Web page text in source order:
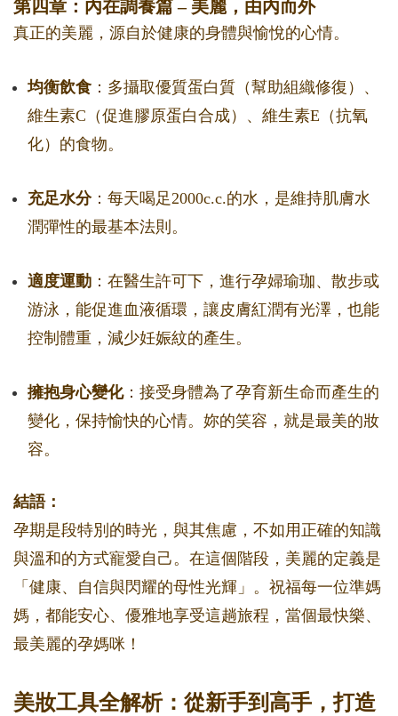
第四章：內在調養篇 – 美麗，由內而外
真正的美麗，源自於健康的身體與愉悅的心情。
均衡飲食 ：多攝取優質蛋白質（幫助組織修復）、
維生素C（促進膠原蛋白合成）、維生素E（抗氧
化）的食物。
充足水分：每天喝足2000c.c.的水，是維持肌膚水
潤彈性的最基本法則。
適度運動 ：在醫生許可下，進行孕婦瑜珈、散步或
游泳，能促進血液循環，讓皮膚紅潤有光澤，也能
控制體重，減少妊娠紋的產生。
擁抱身心變化：接受身體為了孕育新生命而產生的
變化，保持愉快的心情。妳的笑容，就是最美的妝
容。
結語：
孕期是段特別的時光，與其焦慮，不如用正確的知識
與溫和的方式寵愛自己。在這個階段，美麗的定義是
「健康、自信與閃耀的母性光輝」。祝福每一位準媽
媽，都能安心、優雅地享受這趟旅程，當個最快樂、
最美麗的孕媽咪！
美妝工具全解析：從新手到高手，打造